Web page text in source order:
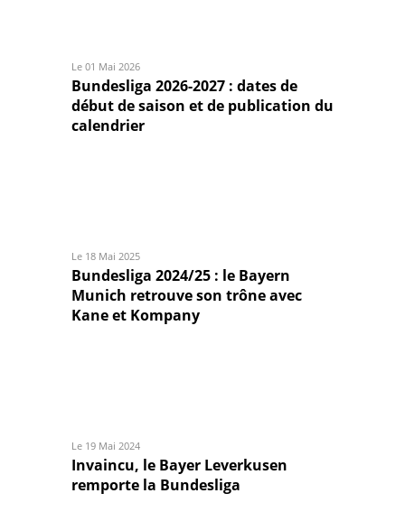
Le 01 Mai 2026
Bundesliga 2026-2027 : dates de
début de saison et de publication du
calendrier
Le 18 Mai 2025
Bundesliga 2024/25 : le Bayern
Munich retrouve son trône avec
Kane et Kompany
Le 19 Mai 2024
Invaincu, le Bayer Leverkusen
remporte la Bundesliga